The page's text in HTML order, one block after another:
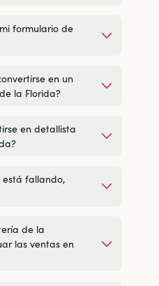
formulario de
en un
la Florida?
en detallista
fallando,
de la
las ventas en